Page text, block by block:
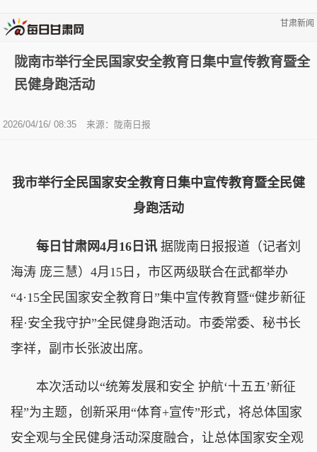
甘肃新闻
陇南市举行全民国家安全教育日集中宣传教育暨全
民健身跑活动
2026/04/16/ 08:35 来源：陇南日报
我市举行全民国家安全教育日集中宣传教育暨全民健
身跑活动
每日甘肃网4月16日讯 据陇南日报报道（记者刘
海涛 庞三慧）4月15日，市区两级联合在武都举办
“4·15全民国家安全教育日”集中宣传教育暨“健步新征
程·安全我守护”全民健身跑活动。市委常委、秘书长
李祥，副市长张波出席。
本次活动以“统筹发展和安全 护航‘十五五’新征
程”为主题，创新采用“体育+宣传”形式，将总体国家
安全观与全民健身活动深度融合，让总体国家安全观